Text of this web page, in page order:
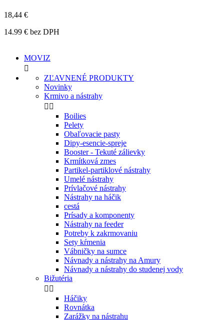
18,44 €
14.99 € bez DPH
MOVIZ

ZĽAVNENÉ PRODUKTY
Novinky
Krmivo a nástrahy
 
Boilies
Pelety
Obaľovacie pasty
Dipy-esencie-spreje
Booster - Tekuté zálievky
Krmítková zmes
Partikel-partiklové nástrahy
Umelé nástrahy
Prívlačové nástrahy
Nástrahy na háčik
cestá
Prísady a komponenty
Nástrahy na feeder
Potreby k zakrmovaniu
Sety kŕmenia
Vábničky na sumce
Návnady a nástrahy na Amury
Návnady a nástrahy do studenej vody
Bižutéria
 
Háčiky
Rovnátka
Zarážky na nástrahu